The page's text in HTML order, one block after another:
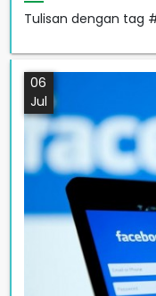
Tulisan dengan tag
06
Jul